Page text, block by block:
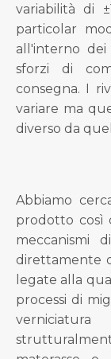
variabilità di
particolar
all'interno
sforzi di
consegna. I
variare ma
diverso da
Abbiamo
prodotto così
meccanismi
direttamente
legate alla
processi di